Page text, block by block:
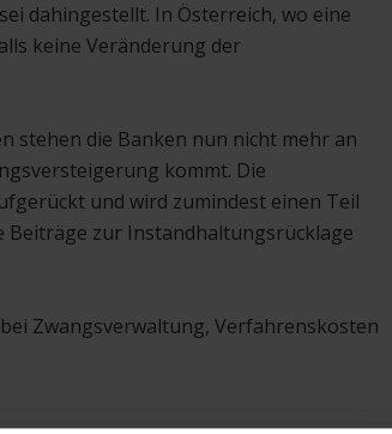
dahingestellt. In Österreich, wo eine
keine Veränderung der
stehen die Banken nun nicht mehr an
kommt. Die
und wird zumindest einen Teil
Beiträge zur Instandhaltungsrücklage
Zwangsverwaltung, Verfahrenskosten